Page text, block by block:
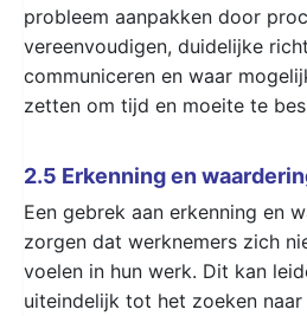
probleem aanpakken door
vereenvoudigen, duidelijke
communiceren en waar
zetten om tijd en moeite te
2.5 Erkenning en
Een gebrek aan erkenning en
zorgen dat werknemers zich
voelen in hun werk. Dit kan
uiteindelijk tot het zoeken